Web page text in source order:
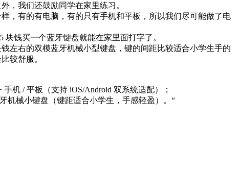
，我们还鼓励同学在家里练习。
，有的有电脑，有的只有手机和平板，所以我们尽可能做了电
块钱买一个蓝牙键盘就能在家里面打字了。
左右的双模蓝牙机械小型键盘，键的间距比较适合小学生手的
较舒服。
机 / 平板（支持 iOS/Android 双系统适配）；
机械小键盘（键距适合小学生，手感轻盈）。“